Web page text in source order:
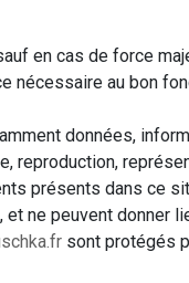
en cas de force
nécessaire au bon
données,
présents dans ce
et ne peuvent
sont protégés